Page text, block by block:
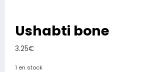
Ushabti bone
3.25€
1 en stock